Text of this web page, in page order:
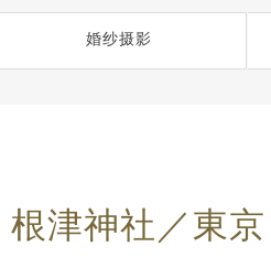
婚纱摄影
根津神社／東京